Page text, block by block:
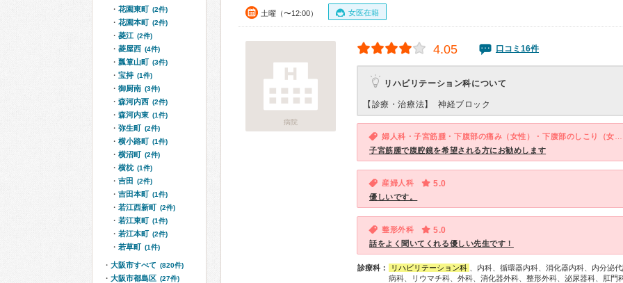
土曜（〜12:00） 女医在籍
病院
4.05 口コミ16件
リハビリテーション科について
【診療・治療法】 神経ブロック
子宮筋腫で腹腔鏡を希望される方にお勧めします
産婦人科 5.0
優しいです。
整形外科 5.0
話をよく聞いてくれる優しい先生です！
診療科： リハビリテーション科
、内科、循環器内科、消化器内科、内分泌
病科、リウマチ科、外科、消化器外科、整形外科、泌尿器科、肛門
花園東町 (2件)
花園本町 (2件)
菱江 (2件)
菱屋西 (4件)
瓢箪山町 (3件)
宝持 (1件)
御厨南 (3件)
森河内西 (2件)
森河内東 (1件)
弥生町 (2件)
横小路町 (1件)
横沼町 (2件)
横枕 (1件)
吉田 (2件)
吉田本町 (1件)
若江西新町 (2件)
若江東町 (1件)
若江本町 (2件)
若草町 (1件)
大阪市すべて (820件)
大阪市都島区 (27件)